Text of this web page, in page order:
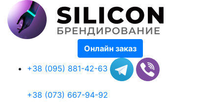
Онлайн заказ
+38 (095) 881-42-63
+38 (073) 667-94-92